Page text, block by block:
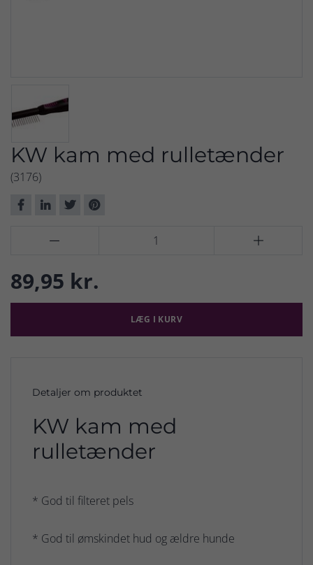
KW kam med rulletænder
(3176)
 
89,95 kr.
LÆG I KURV
Detaljer om produktet
KW kam med
rulletænder
* God til filteret pels
* God til ømskindet hud og ældre hunde